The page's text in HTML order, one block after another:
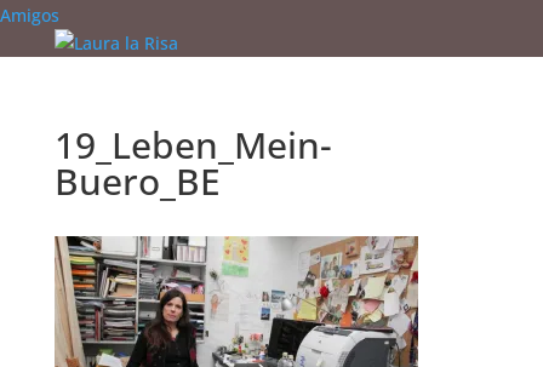
Amigos
19_Leben_Mein-
Buero_BE